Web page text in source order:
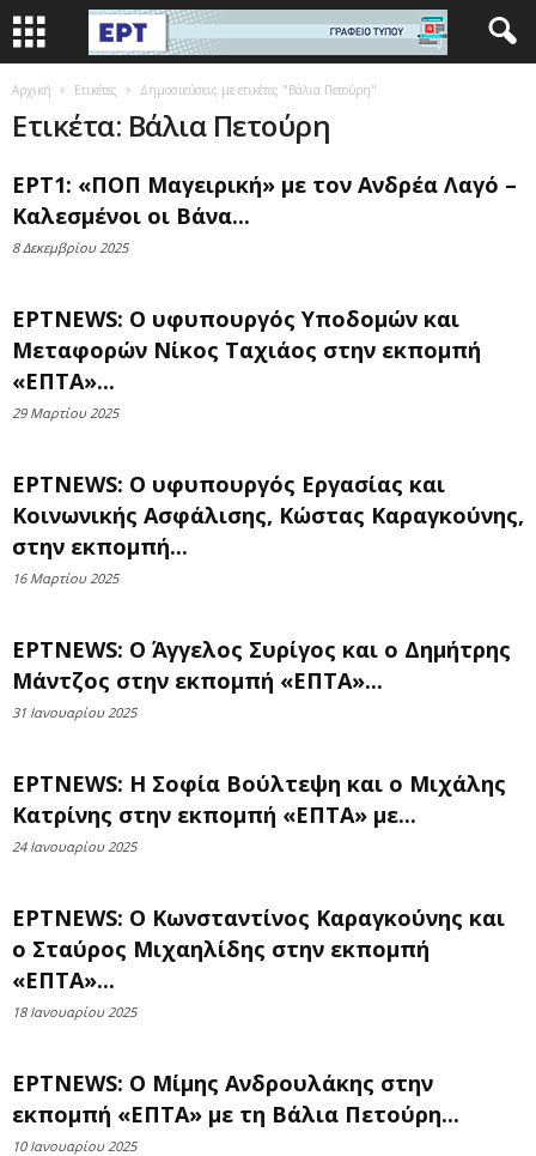
Αρχική Ετικέτες Δημοσιεύσεις με ετικέτες "Βάλια Πετούρη"
Ετικέτα: Βάλια Πετούρη
ΕΡΤ1: «ΠΟΠ Μαγειρική» με τον Ανδρέα Λαγό –
Καλεσμένοι οι Βάνα...
8 Δεκεμβρίου 2025
ΕΡΤNEWS: Ο υφυπουργός Υποδομών και
Μεταφορών Νίκος Ταχιάος στην εκπομπή
«ΕΠΤΑ»...
29 Μαρτίου 2025
ΕΡΤNEWS: Ο υφυπουργός Εργασίας και
Κοινωνικής Ασφάλισης, Κώστας Καραγκούνης,
στην εκπομπή...
16 Μαρτίου 2025
ΕΡΤNEWS: Ο Άγγελος Συρίγος και ο Δημήτρης
Μάντζος στην εκπομπή «ΕΠΤΑ»...
31 Ιανουαρίου 2025
ΕΡΤNEWS: Η Σοφία Βούλτεψη και ο Μιχάλης
Κατρίνης στην εκπομπή «ΕΠΤΑ» με...
24 Ιανουαρίου 2025
ΕΡΤNEWS: Ο Κωνσταντίνος Καραγκούνης και
ο Σταύρος Μιχαηλίδης στην εκπομπή
«ΕΠΤΑ»...
18 Ιανουαρίου 2025
ΕΡΤNEWS: Ο Μίμης Ανδρουλάκης στην
εκπομπή «ΕΠΤΑ» με τη Βάλια Πετούρη...
10 Ιανουαρίου 2025